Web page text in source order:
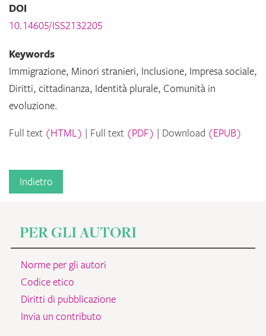
DOI
10.14605/ISS2132205
Keywords
Immigrazione, Minori stranieri, Inclusione, Impresa sociale,
Diritti, cittadinanza, Identità plurale, Comunità in
evoluzione.
Full text (HTML) Full text (PDF) Download (EPUB)
Indietro
PER GLI AUTORI
Norme per gli autori
Codice etico
Diritti di pubblicazione
Invia un contributo